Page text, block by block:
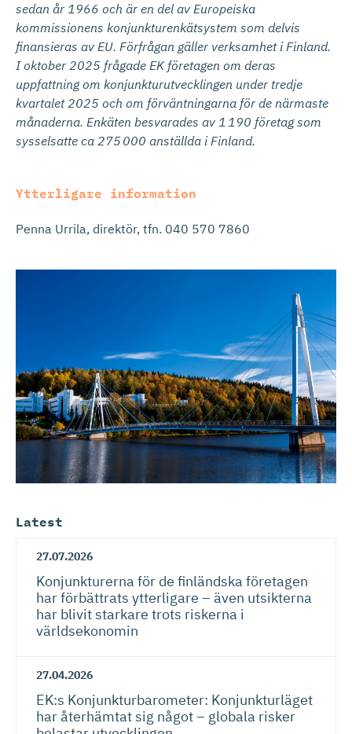
sedan år 1966 och är en del av Europeiska
kommissionens konjunkturenkätsystem som delvis
finansieras av EU. Förfrågan gäller verksamhet i Finland.
I oktober 2025 frågade EK företagen om deras
uppfattning om konjunkturutvecklingen under tredje
kvartalet 2025 och om förväntningarna för de närmaste
månaderna. Enkäten besvarades av 1 190 företag som
sysselsatte ca 275 000 anställda i Finland.
Ytterligare information
Penna Urrila, direktör, tfn. 040 570 7860
Latest
27.07.2026
Konjunkturerna för de finländska företagen
har förbättrats ytterligare – även utsikterna
har blivit starkare trots riskerna i
världsekonomin
27.04.2026
EK:s Konjunktur­ba­ro­meter: Konjunkturläget
har återhämtat sig något – globala risker